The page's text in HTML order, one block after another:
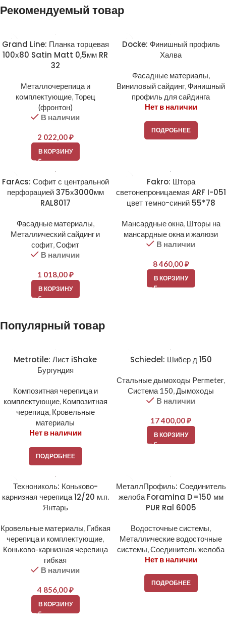
Рекомендуемый товар
Grand Line: Планка торцевая
100х80 Satin Matt 0,5мм RR
32
Металлочерепица и
комплектующие,Торец
(фронтон)
В наличии
2 022,00₽
В КОРЗИНУ
Docke: Финишный профиль
Халва
Фасадные материалы,
Виниловый сайдинг, Финишный
профиль для сайдинга
Нет в наличии
ПОДРОБНЕЕ
FarAcs: Софит с центральной
перфорацией 375х3000мм
RAL8017
Фасадные материалы,
Металлический сайдинг и
софит,Софит
В наличии
1 018,00₽
В КОРЗИНУ
Fakro: Штора
светонепроницаемая ARF I-051
цвет темно-синий 55*78
Мансардные окна, Шторы на
мансардные окна и жалюзи
В наличии
8 460,00₽
В КОРЗИНУ
Популярный товар
Metrotile: Лист iShake
Бургундия
Композитная черепица и
комплектующие, Композитная
черепица, Кровельные
материалы
Нет в наличии
ПОДРОБНЕЕ
Schiedel: Шибер д 150
Стальные дымоходы Permeter,
Система 150,Дымоходы
В наличии
17 400,00₽
В КОРЗИНУ
Технониколь: Коньково-
карнизная черепица 12/20 м.п.
Янтарь
Кровельные материалы, Гибкая
черепица и комплектующие,
Коньково-карнизная черепица
гибкая
В наличии
4 856,00₽
В КОРЗИНУ
МеталлПрофиль: Соединитель
желоба Foramina D=150 мм
PUR Ral 6005
Водосточные системы,
Металлические водосточные
системы,Соединитель желоба
Нет в наличии
ПОДРОБНЕЕ